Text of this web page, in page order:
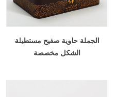
الجملة حاوية صفيح مستطيلة
الشكل مخصصة